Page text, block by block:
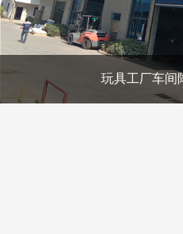
玩具工厂车间